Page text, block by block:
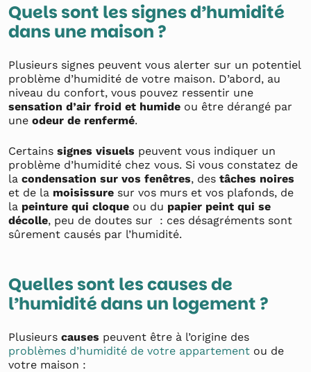
Quels sont les signes d’humidité
dans une maison ?
Plusieurs signes peuvent vous alerter sur un potentiel
problème d’humidité de votre maison. D’abord, au
niveau du confort, vous pouvez ressentir une
sensation d’air froid et humide ou être dérangé par
une odeur de renfermé.
Certains signes visuels peuvent vous indiquer un
problème d’humidité chez vous. Si vous constatez de
la condensation sur vos fenêtres, des tâches noires
et de la moisissure sur vos murs et vos plafonds, de
la peinture qui cloque ou du papier peint qui se
décolle, peu de doutes sur : ces désagréments sont
sûrement causés par l’humidité.
Quelles sont les causes de
l’humidité dans un logement ?
Plusieurs causes peuvent être à l’origine des
problèmes d’humidité de votre appartement ou de
votre maison :